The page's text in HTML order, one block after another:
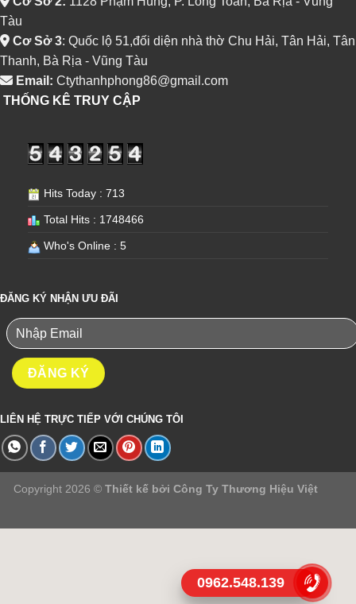
Tàu
Cơ Sở 3: Quốc lộ 51,đối diện nhà thờ Chu Hải, Tân Hải, Tân
Thanh, Bà Rịa - Vũng Tàu
Email: Ctythanhphong86@gmail.com
THỐNG KÊ TRUY CẬP
Hits Today : 713
Total Hits : 1748466
Who's Online : 5
ĐĂNG KÝ NHẬN ƯU ĐÃI
LIÊN HỆ TRỰC TIẾP VỚI CHÚNG TÔI
Copyright 2026 © Thiết kế bởi Công Ty Thương Hiệu Việt
0962.548.139